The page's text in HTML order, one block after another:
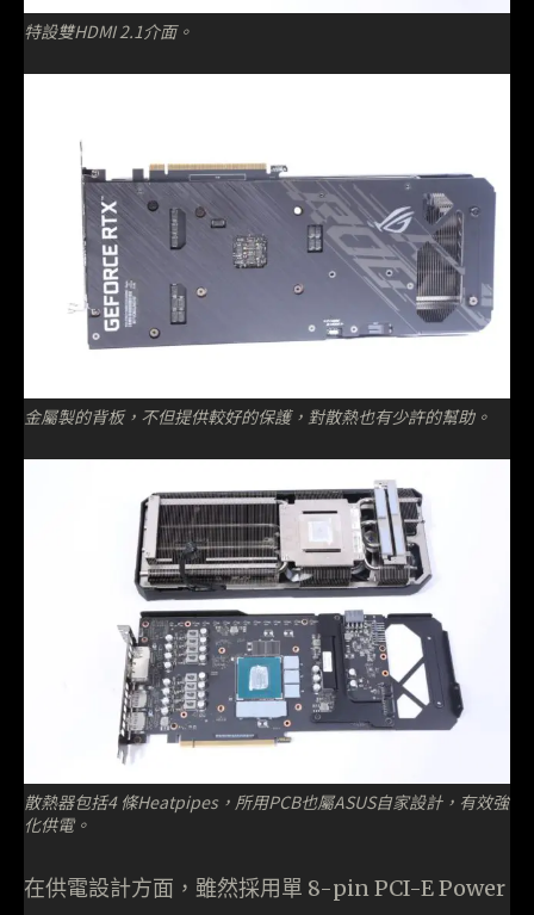
特設雙HDMI 2.1介面。
金屬製的背板，不但提供較好的保護，對散熱也有少許的幫助。
散熱器包括4 條Heatpipes，所用PCB也屬ASUS自家設計，有效強
化供電。
在供電設計方面，雖然採用單 8-pin PCI-E Power